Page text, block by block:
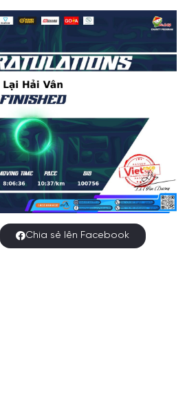
Chia sẻ lên Facebook